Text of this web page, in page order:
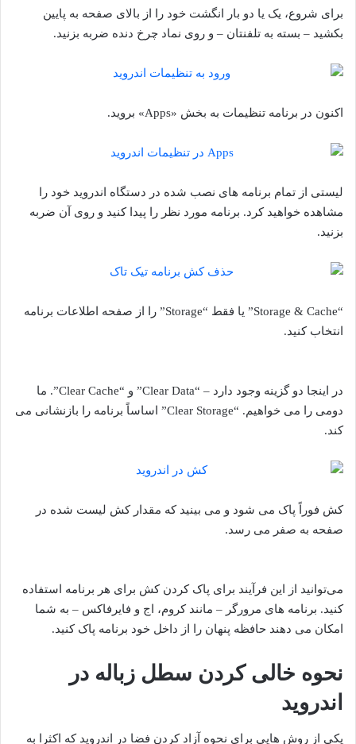
برای شروع، یک یا دو بار انگشت خود را از بالای صفحه به پایین
بکشید – بسته به تلفنتان – و روی نماد چرخ دنده ضربه بزنید.
اکنون در برنامه تنظیمات به بخش «Apps» بروید.
لیستی از تمام برنامه های نصب شده در دستگاه اندروید خود را
مشاهده خواهید کرد. برنامه مورد نظر را پیدا کنید و روی آن ضربه
بزنید.
“Storage & Cache” یا فقط “Storage” را از صفحه اطلاعات برنامه
انتخاب کنید.
در اینجا دو گزینه وجود دارد – “Clear Data” و “Clear Cache”. ما
دومی را می خواهیم. “Clear Storage” اساساً برنامه را بازنشانی می
کند.
کش فوراً پاک می شود و می بینید که مقدار کش لیست شده در
صفحه به صفر می رسد.
می‌توانید از این فرآیند برای پاک کردن کش برای هر برنامه استفاده
کنید. برنامه های مرورگر – مانند کروم، اج و فایرفاکس – به شما
امکان می دهند حافظه پنهان را از داخل خود برنامه پاک کنید.
نحوه خالی کردن سطل زباله در
اندروید
یکی از روش هایی برای نحوه آزاد کردن فضا در اندروید که اکثرا به